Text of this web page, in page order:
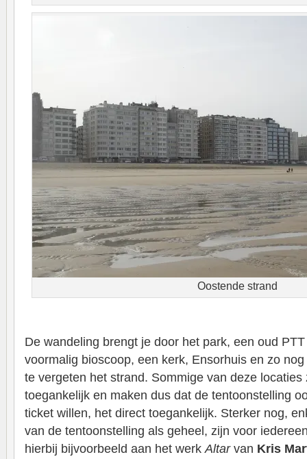
Oostende strand
De wandeling brengt je door het park, een oud
voormalig bioscoop, een kerk, Ensorhuis en zo
te vergeten het strand. Sommige van deze locaties
toegankelijk en maken dus dat de tentoonstelling
ticket willen, het direct toegankelijk. Sterker nog,
van de tentoonstelling als geheel, zijn voor
hierbij bijvoorbeeld aan het werkAltarvan Kris